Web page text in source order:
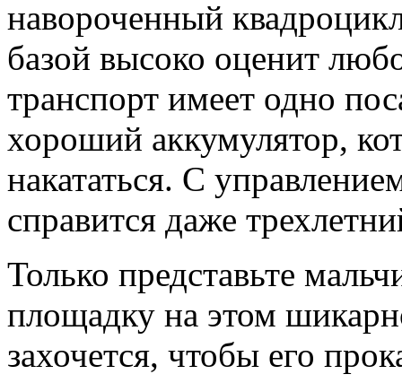
навороченный
базой высоко оценит
транспорт имеет одно
хороший аккумулятор,
накататься. С
справится даже
Только представьте
площадку на этом
захочется, чтобы его